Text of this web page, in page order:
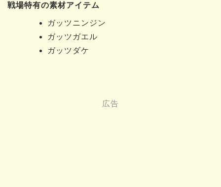
戦場特有の素材アイテム
ガッツニンジン
ガッツガエル
ガッツダケ